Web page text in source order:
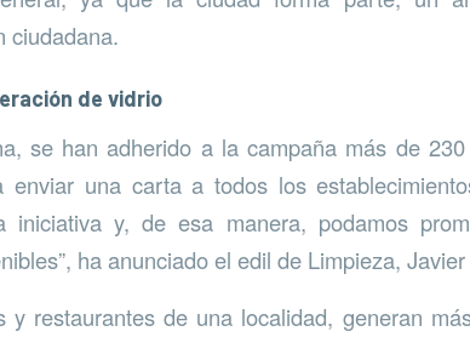
ciudadana.
de vidrio
se han adherido a la campaña más de
enviar una carta a todos los
iniciativa y, de esa manera, podamos
ha anunciado el edil de Limpieza,
y restaurantes de una localidad, generan